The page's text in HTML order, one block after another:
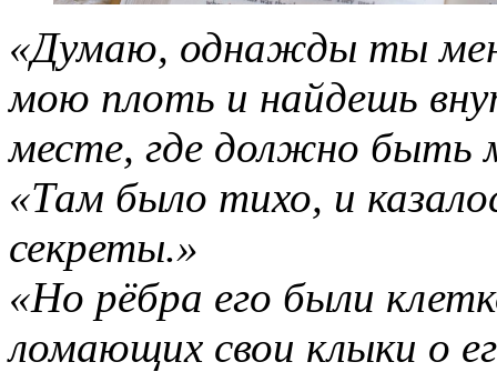
«Думаю, однажды ты
мою плоть и найдешь
месте, где должно быть
«Там было тихо, и
секреты.»
«Но рёбра его были
ломающих свои клыки о